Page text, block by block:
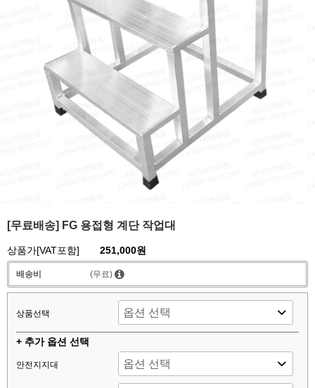
[무료배송] FG 용접형 계단 작업대
상품가[VAT포함] 251,000원
배송비 (무료)
상품선택
+ 추가 옵션 선택
안전지지대